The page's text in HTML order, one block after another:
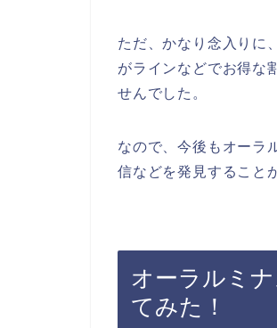
ただ、かなり念入りに
がラインなどでお得な
せんでした。
なので、今後もオーラ
信などを発見すること
オーラルミ
てみた！